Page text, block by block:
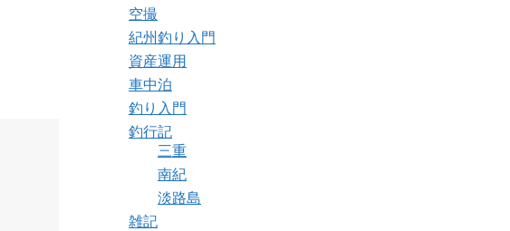
空撮
紀州釣り入門
資産運用
車中泊
釣り入門
釣行記
三重
南紀
淡路島
雑記